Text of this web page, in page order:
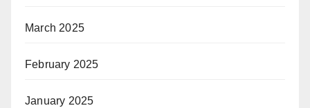
March 2025
February 2025
January 2025